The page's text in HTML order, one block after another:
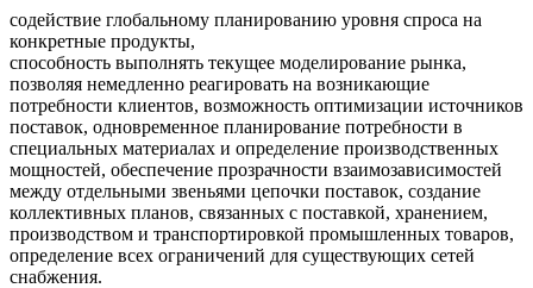
содействие глобальному планированию уровня спроса на
конкретные продукты,
способность выполнять текущее моделирование рынка,
позволяя немедленно реагировать на возникающие
потребности клиентов, возможность оптимизации источников
поставок, одновременное планирование потребности в
специальных материалах и определение производственных
мощностей, обеспечение прозрачности взаимозависимостей
между отдельными звеньями цепочки поставок, создание
коллективных планов, связанных с поставкой, хранением,
производством и транспортировкой промышленных товаров,
определение всех ограничений для существующих сетей
снабжения.